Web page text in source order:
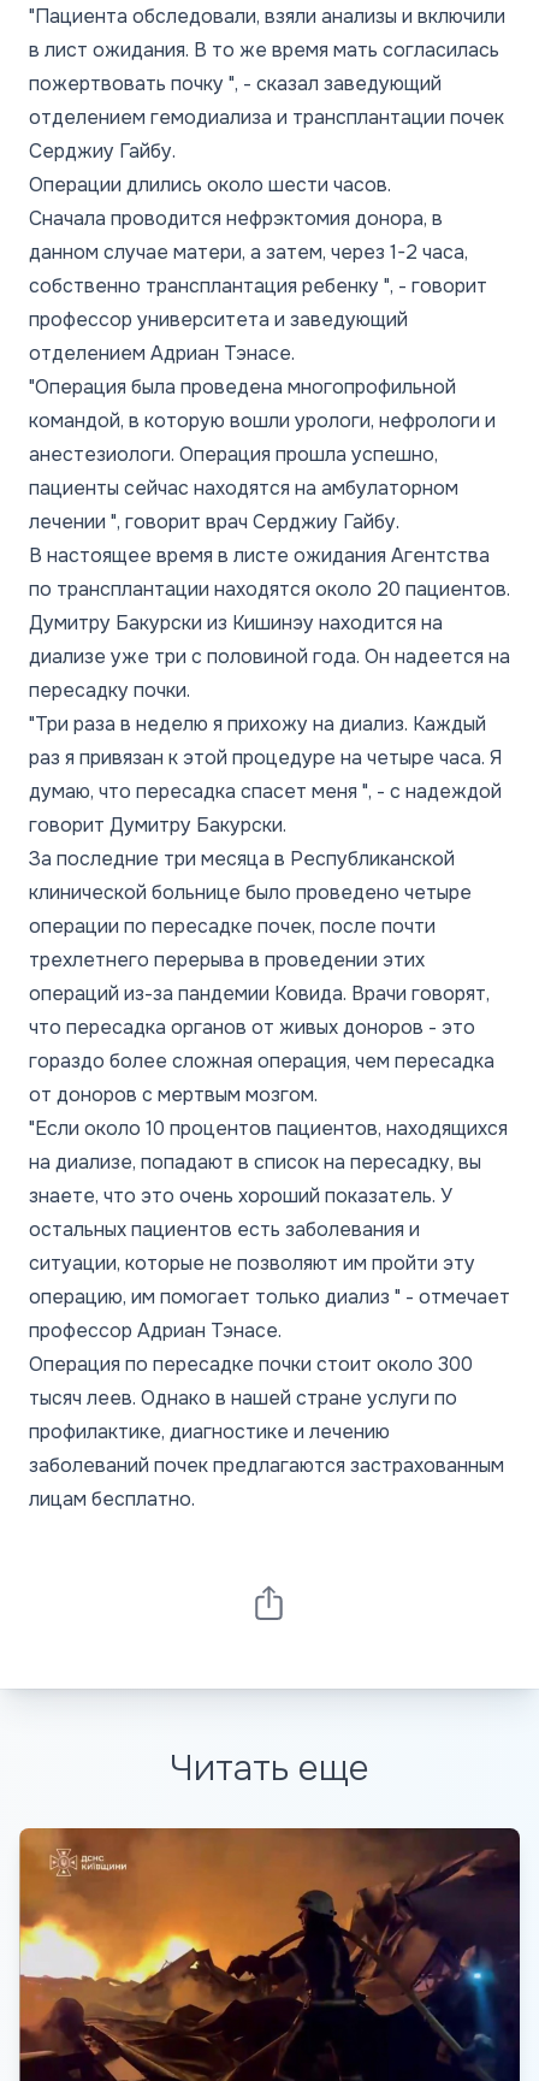
"Пациента обследовали, взяли анализы и включили
в лист ожидания. В то же время мать согласилась
пожертвовать почку ", - сказал заведующий
отделением гемодиализа и трансплантации почек
Серджиу Гайбу.
Операции длились около шести часов.
Сначала проводится нефрэктомия донора, в
данном случае матери, а затем, через 1-2 часа,
собственно трансплантация ребенку ", - говорит
профессор университета и заведующий
отделением Адриан Тэнасе.
"Операция была проведена многопрофильной
командой, в которую вошли урологи, нефрологи и
анестезиологи. Операция прошла успешно,
пациенты сейчас находятся на амбулаторном
лечении ", говорит врач Серджиу Гайбу.
В настоящее время в листе ожидания Агентства
по трансплантации находятся около 20 пациентов.
Думитру Бакурски из Кишинэу находится на
диализе уже три с половиной года. Он надеется на
пересадку почки.
"Три раза в неделю я прихожу на диализ. Каждый
раз я привязан к этой процедуре на четыре часа. Я
думаю, что пересадка спасет меня ", - с надеждой
говорит Думитру Бакурски.
За последние три месяца в Республиканской
клинической больнице было проведено четыре
операции по пересадке почек, после почти
трехлетнего перерыва в проведении этих
операций из-за пандемии Ковида. Врачи говорят,
что пересадка органов от живых доноров - это
гораздо более сложная операция, чем пересадка
от доноров с мертвым мозгом.
"Если около 10 процентов пациентов, находящихся
на диализе, попадают в список на пересадку, вы
знаете, что это очень хороший показатель. У
остальных пациентов есть заболевания и
ситуации, которые не позволяют им пройти эту
операцию, им помогает только диализ " - отмечает
профессор Адриан Тэнасе.
Операция по пересадке почки стоит около 300
тысяч леев. Однако в нашей стране услуги по
профилактике, диагностике и лечению
заболеваний почек предлагаются застрахованным
лицам бесплатно.
Читать еще